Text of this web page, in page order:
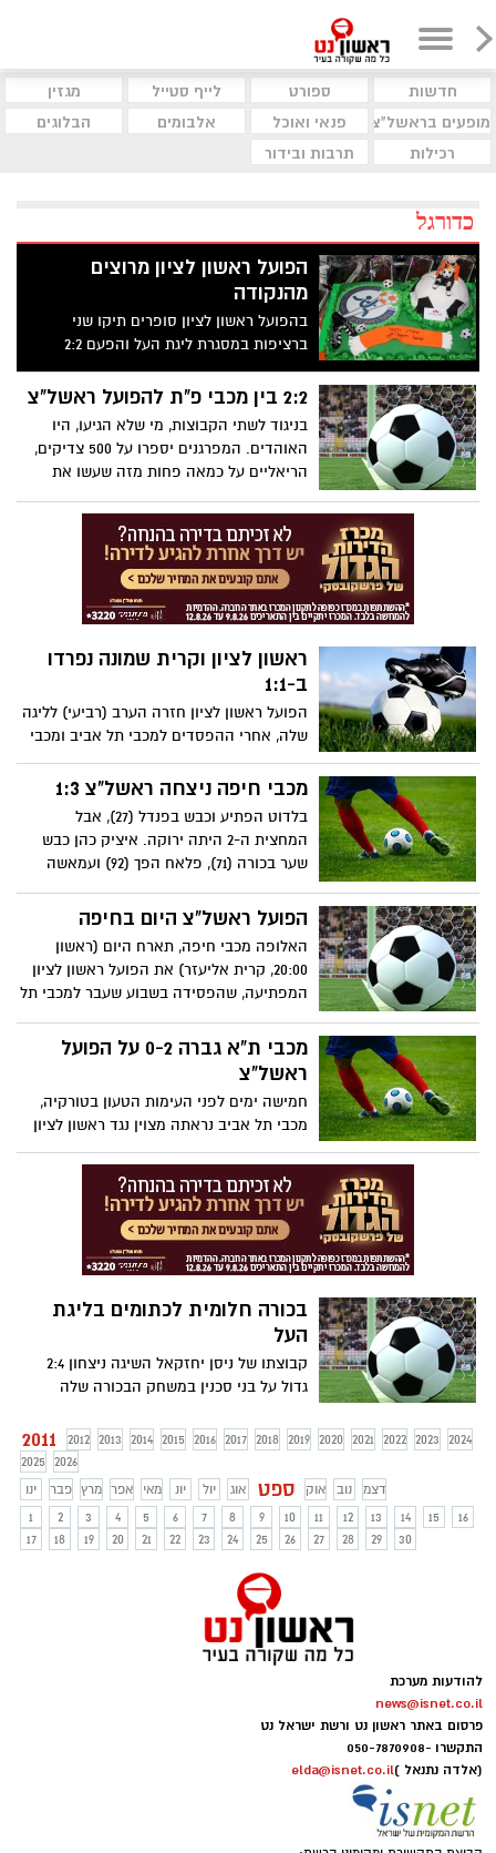
חדשות ספורט לייף סטייל
מגזין
מופעים בראשל"צ
פנאי ואוכל אלבומים
הבלוגים
רכילות
תרבות ובידור
כדורגל
הפועל ראשון לציון מרוצים
מהנקודה
בהפועל ראשון לציון סופרים תיקו שני
ברציפות במסגרת ליגת העל והפעם 2:2
במשחק חוץ מול מכבי פ"ת באצטדיון ר"ג,
שהותיר את הכתומים מרוצים בסיום מהנקודה
2:2 בין מכבי פ"ת להפועל ראשל"צ
בניגוד לשתי הקבוצות, מי שלא הגיעו, היו
האוהדים. המפרגנים יספרו על 500 צדיקים,
הריאליים על כמאה פחות מזה שעשו את
ראשון לציון וקרית שמונה נפרדו
ב-1:1
הפועל ראשון לציון חזרה הערב (רביעי) לליגה
שלה, אחרי ההפסדים למכבי תל אביב ומכבי
חיפה, ושבה גם לצבור נקודות עם 1:1 ביתי מול
עירוני קרית שמונה.
מכבי חיפה ניצחה ראשל"צ 1:3
בלדוט הפתיע וכבש בפנדל (27), אבל
המחצית ה-2 היתה ירוקה. איציק כהן כבש
שער בכורה (71), פלאח הפך (92) ועמאשה
הפועל ראשל"צ היום בחיפה
האלופה מכבי חיפה, תארח היום (ראשון
20:00, קרית אליעזר) את הפועל ראשון לציון
המפתיעה, שהפסידה בשבוע שעבר למכבי תל
מכבי ת"א גברה 0-2 על הפועל
ראשל"צ
חמישה ימים לפני העימות הטעון בטורקיה,
מכבי תל אביב נראתה מצוין נגד ראשון לציון
והיא ממשיכה להוביל את הטבלה
בכורה חלומית לכתומים בליגת
העל
קבוצתו של ניסן יחזקאל השיגה ניצחון 2:4
גדול על בני סכנין במשחק הבכורה שלה
לחימה ורעב לנצח
2011 2012 2013 2014 2015 2016 2017 2018 2019 2020 2021 2022 2023
2024
2025
2026
ינו
פבר מרץ אפר מאי יונ יול אוג ספט אוק נוב
דצמ
1
2 3 4 5 6 7 8 9 10 11 12 13 14 15
16
17
18 19 20 21 22 23 24 25 26 27 28 29 30
להודעות מערכת
news@isnet.co.il
פרסום באתר ראשון נט ורשת ישראל נט
התקשרו -050-7870908
(אלדה נתנאל )elda@isnet.co.il